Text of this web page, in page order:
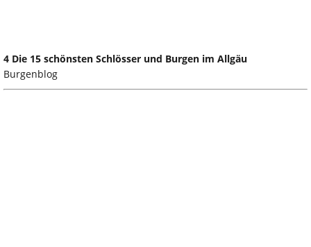
4 Die 15 schönsten Schlösser und Burgen im Allgäu
Burgenblog